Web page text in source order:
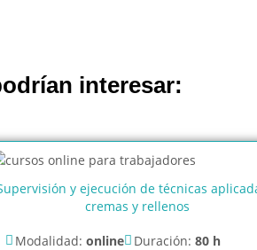
interesar:
y ejecución de técnicas
cremas y rellenos
Modalidad: online Duración: 80 h